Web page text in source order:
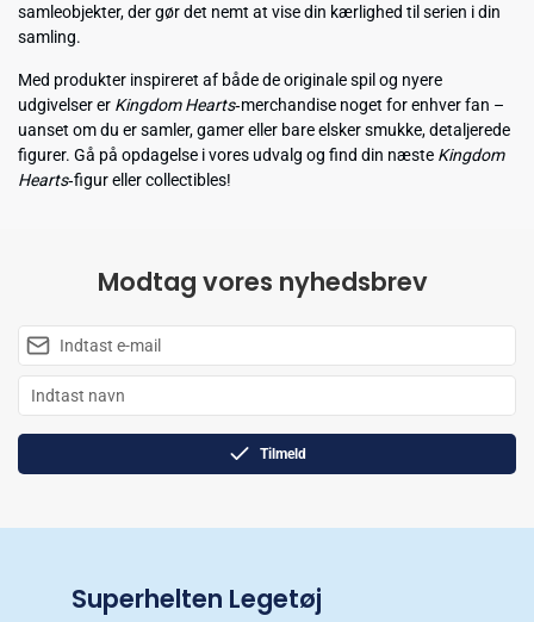
samleobjekter, der gør det nemt at vise din kærlighed til serien i din
samling.
Med produkter inspireret af både de originale spil og nyere
udgivelser er Kingdom Hearts‑merchandise noget for enhver fan –
uanset om du er samler, gamer eller bare elsker smukke, detaljerede
figurer. Gå på opdagelse i vores udvalg og find din næste Kingdom
Hearts‑figur eller collectibles!
Modtag vores nyhedsbrev
Tilmeld
Superhelten Legetøj